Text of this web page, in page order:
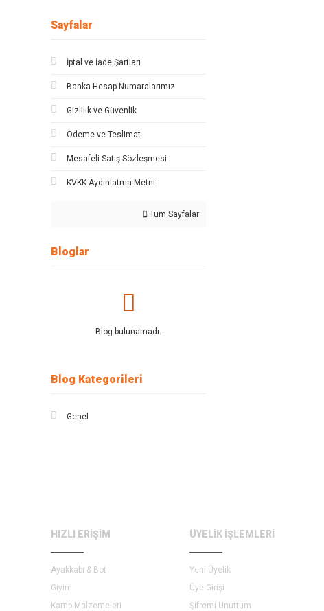
Sayfalar
İptal ve İade Şartları
Banka Hesap Numaralarımız
Gizlilik ve Güvenlik
Ödeme ve Teslimat
Mesafeli Satış Sözleşmesi
KVKK Aydınlatma Metni
Tüm Sayfalar
Bloglar
Blog bulunamadı.
Blog Kategorileri
Genel
HIZLI ERİŞİM
Ayakkabı & Bot
Giyim
Kamp Malzemeleri
ÜYELİK İŞLEMLERİ
Yeni Üyelik
Üye Girişi
Şifremi Unuttum